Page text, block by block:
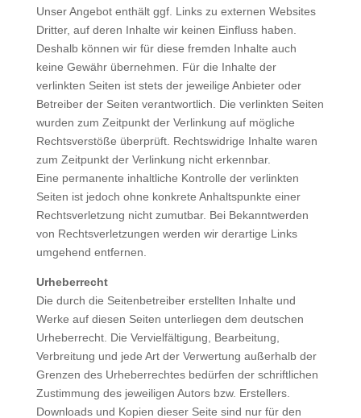
Unser Angebot enthält ggf. Links zu externen Websites
Dritter, auf deren Inhalte wir keinen Einfluss haben.
Deshalb können wir für diese fremden Inhalte auch
keine Gewähr übernehmen. Für die Inhalte der
verlinkten Seiten ist stets der jeweilige Anbieter oder
Betreiber der Seiten verantwortlich. Die verlinkten Seiten
wurden zum Zeitpunkt der Verlinkung auf mögliche
Rechtsverstöße überprüft. Rechtswidrige Inhalte waren
zum Zeitpunkt der Verlinkung nicht erkennbar.
Eine permanente inhaltliche Kontrolle der verlinkten
Seiten ist jedoch ohne konkrete Anhaltspunkte einer
Rechtsverletzung nicht zumutbar. Bei Bekanntwerden
von Rechtsverletzungen werden wir derartige Links
umgehend entfernen.
Urheberrecht
Die durch die Seitenbetreiber erstellten Inhalte und
Werke auf diesen Seiten unterliegen dem deutschen
Urheberrecht. Die Vervielfältigung, Bearbeitung,
Verbreitung und jede Art der Verwertung außerhalb der
Grenzen des Urheberrechtes bedürfen der schriftlichen
Zustimmung des jeweiligen Autors bzw. Erstellers.
Downloads und Kopien dieser Seite sind nur für den